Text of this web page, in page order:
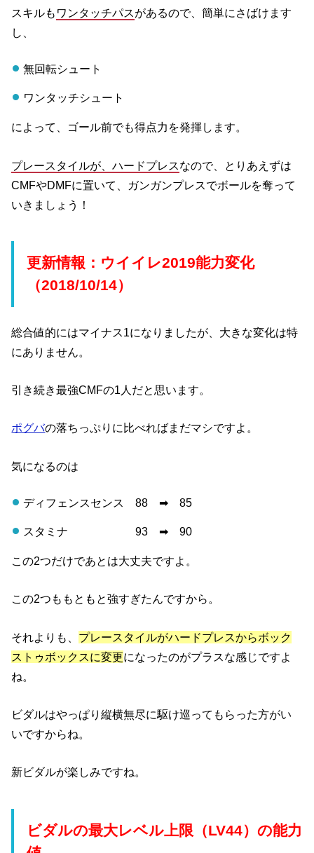
スキルも ワンタッチパスがあるので、簡単にさばけます
し、
無回転シュート
ワンタッチシュート
によって、ゴール前でも得点力を発揮します。
プレースタイルが、ハードプレスなので、とりあえずは
CMFやDMFに置いて、ガンガンプレスでボールを奪って
いきましょう！
更新情報：ウイイレ2019能力変化
（2018/10/14）
総合値的にはマイナス1になりましたが、大きな変化は特
にありません。
引き続き最強CMFの1人だと思います。
ポグバの落ちっぷりに比べればまだマシですよ。
気になるのは
ディフェンスセンス 88 ➡︎ 85
スタミナ 93 ➡︎ 90
この2つだけであとは大丈夫ですよ。
この2つももともと強すぎたんですから。
それよりも、 プレースタイルがハードプレスからボック
ストゥボックスに変更になったのがプラスな感じですよ
ね。
ビダルはやっぱり縦横無尽に駆け巡ってもらった方がい
いですからね。
新ビダルが楽しみですね。
ビダルの最大レベル上限（LV44）の能力